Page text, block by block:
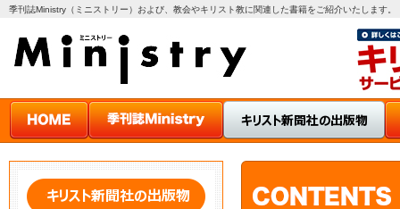
季刊誌Ministry（ミニストリー）および、教会やキリスト教に関連した書籍をご紹介いたします。